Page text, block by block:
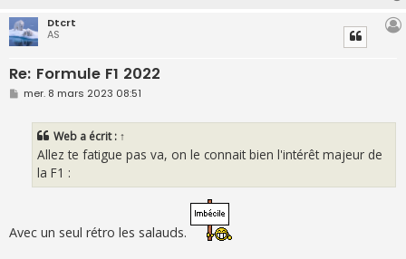
Dtcrt
AS
Re: Formule F1 2022
M
mer. 8 mars 2023 08:51
Web a écrit : ↑
Allez te fatigue pas va, on le connait bien l'intérêt majeur de
la F1 :
Avec un seul rétro les salauds.